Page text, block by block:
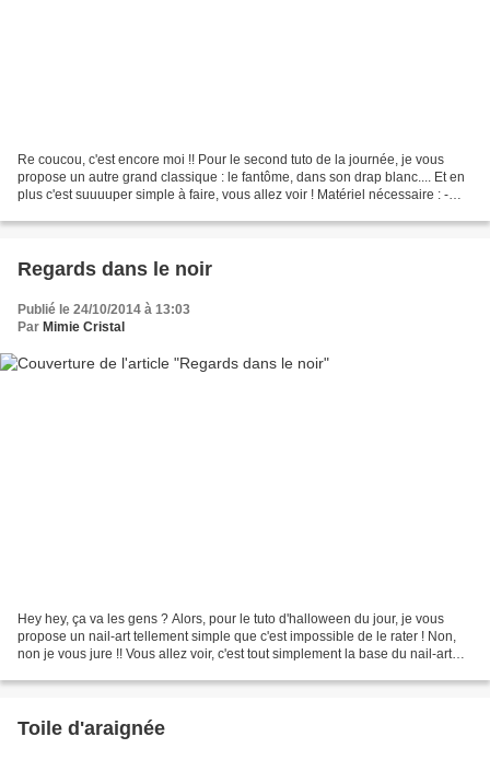
Re coucou, c'est encore moi !! Pour le second tuto de la journée, je vous
propose un autre grand classique : le fantôme, dans son drap blanc.... Et en
plus c'est suuuuper simple à faire, vous allez voir ! Matériel nécessaire : -
Regards dans le noir
Publié le 24/10/2014 à 13:03
Par Mimie Cristal
Hey hey, ça va les gens ? Alors, pour le tuto d'halloween du jour, je vous
propose un nail-art tellement simple que c'est impossible de le rater ! Non,
non je vous jure !! Vous allez voir, c'est tout simplement la base du nail-art
Toile d'araignée